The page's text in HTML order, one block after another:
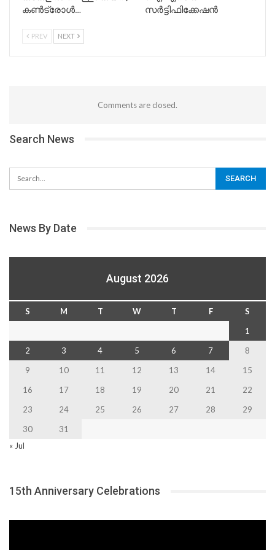
കൺട്രോൾ…
സർട്ടിഫിക്കേഷൻ
PREV NEXT
Comments are closed.
Search News
News By Date
August 2026
S M T W T F
S
1
2
3 4 5 6 7
8
9
10 11 12 13 14
15
16
17 18 19 20 21
22
23
24 25 26 27 28
29
30
31
« Jul
15th Anniversary Celebrations